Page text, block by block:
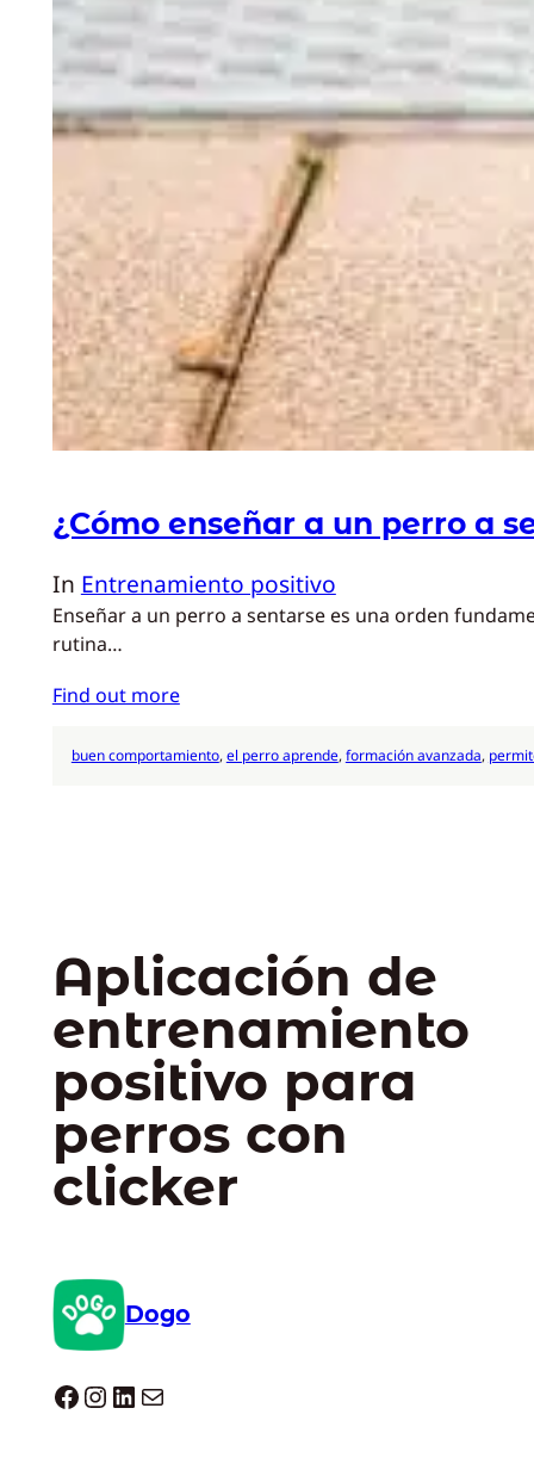
¿Cómo enseñar a un perro a
In Entrenamiento positivo
Enseñar a un perro a sentarse es una orden
rutina…
Find out more
buen comportamiento, el perro aprende, formación avanzada,
Aplicación de
entrenamiento
positivo para
perros con
clicker
Dogo
Dogo facebook InstagramLinkedIn Correo electrónico